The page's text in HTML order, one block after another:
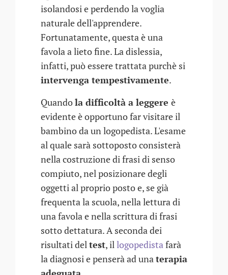
isolandosi e perdendo la voglia
naturale dell'apprendere.
Fortunatamente, questa è una
favola a lieto fine. La dislessia,
infatti, può essere trattata purchè si
intervenga tempestivamente.
Quandola difficoltà a leggere è
evidente è opportuno far visitare il
bambino da un logopedista. L'esame
al quale sarà sottoposto consisterà
nella costruzione di frasi di senso
compiuto, nel posizionare degli
oggetti al proprio posto e, se già
frequenta la scuola, nella lettura di
una favola e nella scrittura di frasi
sotto dettatura. A seconda dei
risultati deltest, illogopedistafarà
la diagnosi e penserà ad unaterapia